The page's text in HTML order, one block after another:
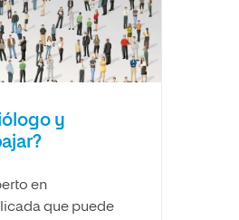
y
en
que puede